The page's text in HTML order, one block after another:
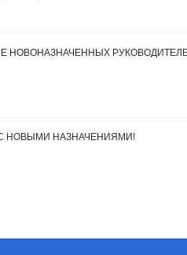
НОВОНАЗНАЧЕННЫХ
НОВЫМИ НАЗНАЧЕНИЯМИ!